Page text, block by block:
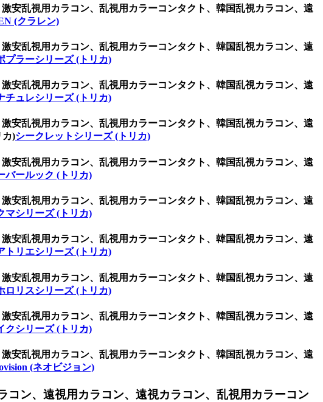
安乱視用カラコン、乱視用カラーコンタクト、韓国乱視カラコン、遠
(クラレン)
安乱視用カラコン、乱視用カラーコンタクト、韓国乱視カラコン、遠
プラーシリーズ (トリカ)
安乱視用カラコン、乱視用カラーコンタクト、韓国乱視カラコン、遠
チュレシリーズ (トリカ)
安乱視用カラコン、乱視用カラーコンタクト、韓国乱視カラコン、遠
カ)シークレットシリーズ (トリカ)
安乱視用カラコン、乱視用カラーコンタクト、韓国乱視カラコン、遠
バールック (トリカ)
安乱視用カラコン、乱視用カラーコンタクト、韓国乱視カラコン、遠
マシリーズ (トリカ)
安乱視用カラコン、乱視用カラーコンタクト、韓国乱視カラコン、遠
トリエシリーズ (トリカ)
安乱視用カラコン、乱視用カラーコンタクト、韓国乱視カラコン、遠
ロリスシリーズ (トリカ)
安乱視用カラコン、乱視用カラーコンタクト、韓国乱視カラコン、遠
クシリーズ (トリカ)
安乱視用カラコン、乱視用カラーコンタクト、韓国乱視カラコン、遠
(ネオビジョン)
ン、遠視用カラコン、遠視カラコン、乱視用カラーコン